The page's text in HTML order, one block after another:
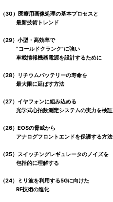
（30）医療用画像処理の基本プロセスと
最新技術トレンド
（29）小型・高効率で
“コールドクランク”に強い
車載情報機器電源を設計するために
（28）リチウムバッテリーの寿命を
最大限に延ばす方法
（27）イヤフォンに組み込める
光学式心拍数測定システムの実力を検証
（26）EOSの脅威から
アナログフロントエンドを保護する方法
（25）スイッチングレギュレータのノイズを
包括的に理解する
（24）ミリ波を利用する5Gに向けた
RF技術の進化